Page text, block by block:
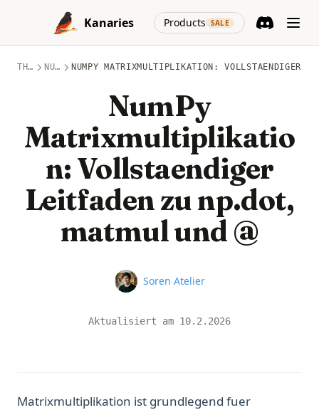
Skip to content
Kanaries
Products SALE
(opens in a
THEMEN NUMPY NUMPY MATRIXMULTIPLIKATION: VOLLSTAENDIGER
NumPy
Matrixmultiplikatio
n: Vollstaendiger
Leitfaden zu np.dot,
matmul und @
Name
Soren Atelier
Aktualisiert am 10.2.2026
Matrixmultiplikation ist grundlegend fuer